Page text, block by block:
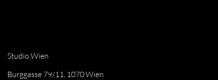
Studio Wien
Burggasse 79/11, 1070 Wien